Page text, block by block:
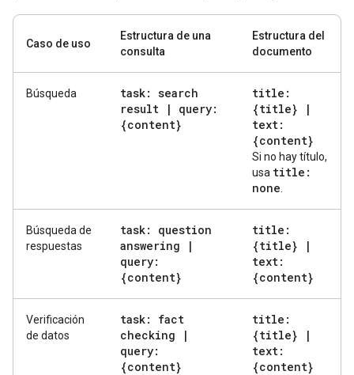
Caso de uso
Estructura de una
consulta
Estructura del
documento
Búsqueda
task: search
result
|
query:
{content}
title:
{title}
|
text:
{content}
Si no hay título,
usa title:
none
Búsqueda de
respuestas
task: question
answering
|
query:
{content}
title:
{title}
|
text:
{content}
Verificación
de datos
task: fact
checking
|
query:
{content}
title:
{title}
|
text:
{content}